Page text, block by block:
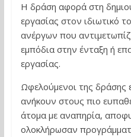
Η δράση αφορά στη
εργασίας στον ιδιωτικό
ανέργων που
εμπόδια στην ένταξη ή
εργασίας.
Ωφελούμενοι της δράσης
ανήκουν στους πιο
άτομα με αναπηρία,
ολοκλήρωσαν